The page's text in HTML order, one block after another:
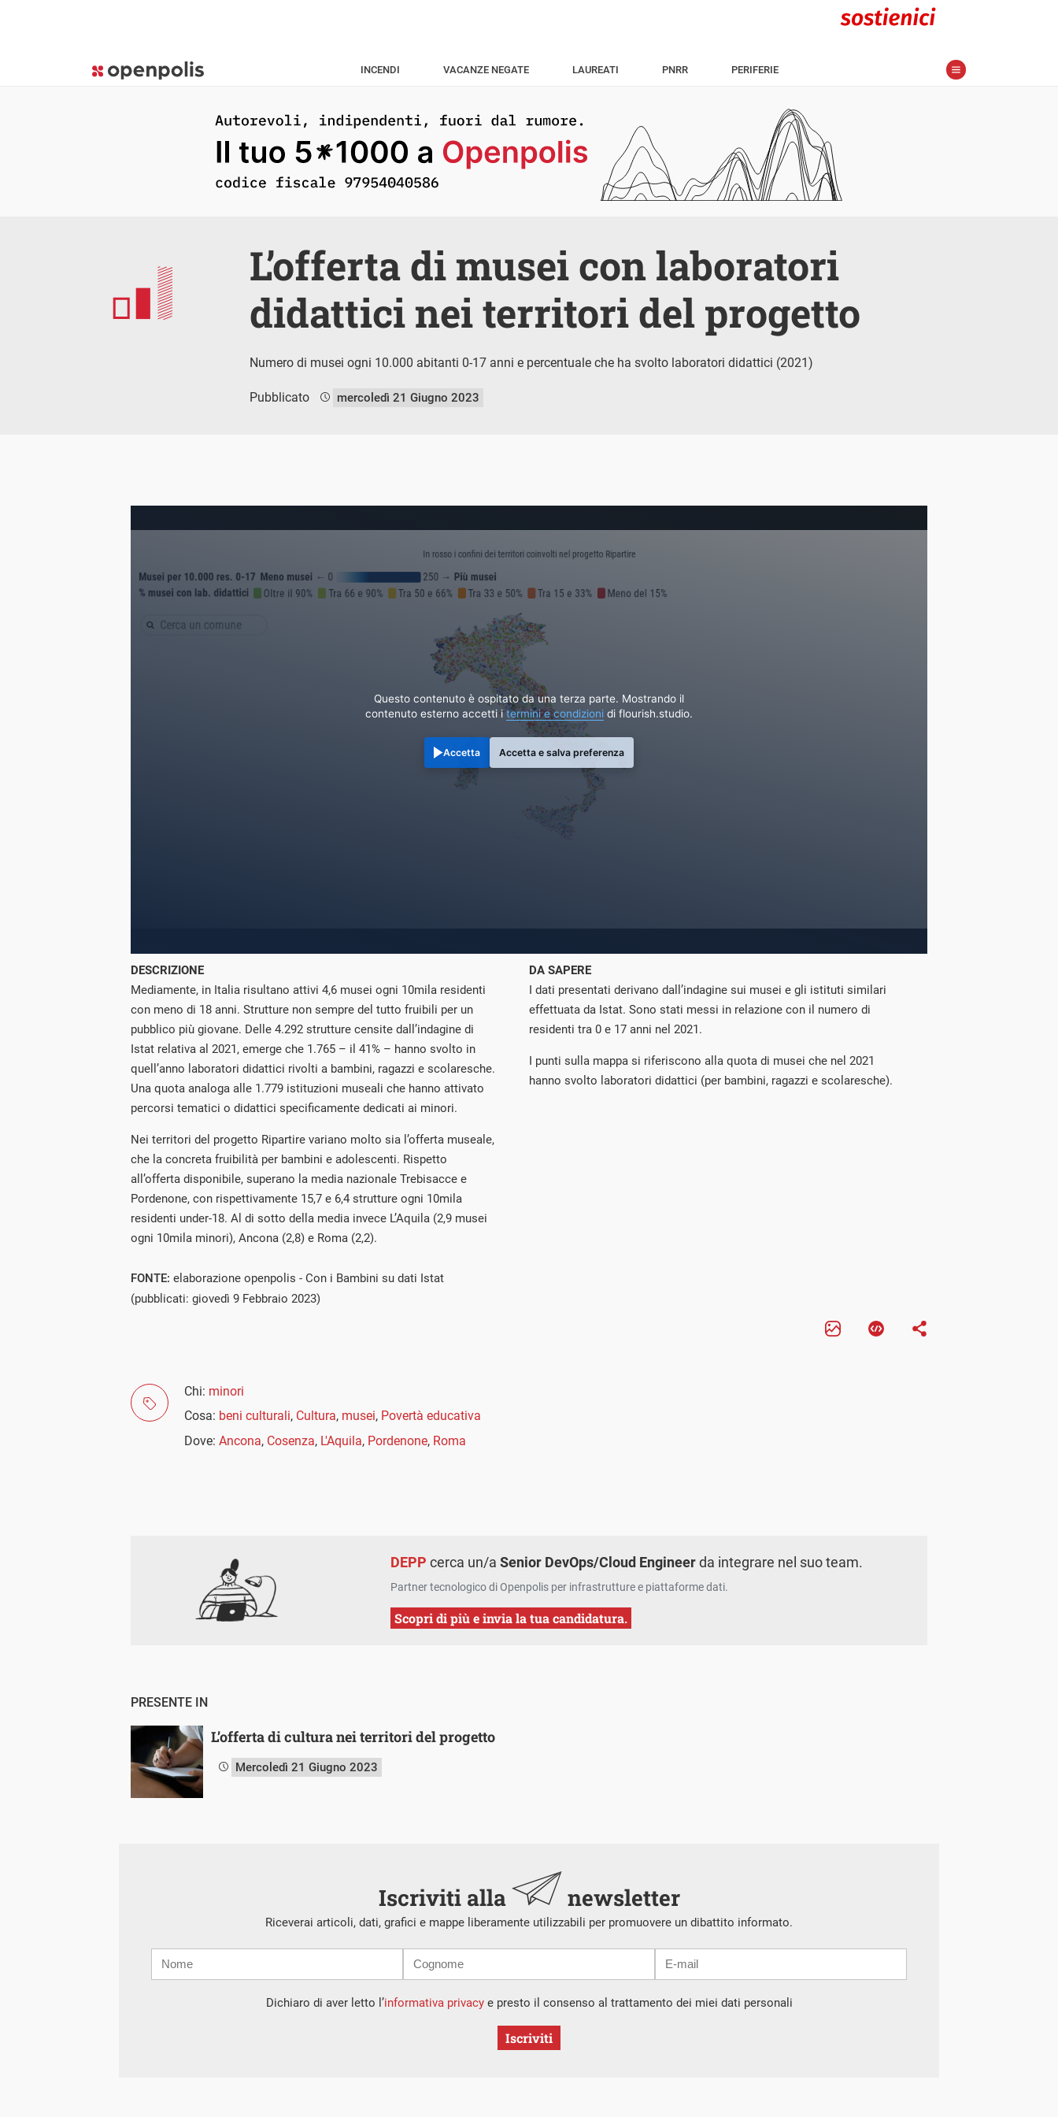
INCENDI VACANZE NEGATE LAUREATI PNRR PERIFERIE
L’offerta di musei con laboratori
didattici nei territori del progetto
Numero di musei ogni 10.000 abitanti 0-17 anni e percentuale che ha svolto laboratori didattici (2021)
Pubblicato mercoledì 21 Giugno 2023
Questo contenuto è ospitato da una terza parte. Mostrando il
contenuto esterno accetti itermini e condizioni di flourish.studio.
Accetta Accetta e salva preferenza
DESCRIZIONE
Mediamente, in Italia risultano attivi 4,6 musei ogni 10mila residenti
con meno di 18 anni. Strutture non sempre del tutto fruibili per un
pubblico più giovane. Delle 4.292 strutture censite dall’indagine di
Istat relativa al 2021, emerge che 1.765 – il 41% – hanno svolto in
quell’anno laboratori didattici rivolti a bambini, ragazzi e scolaresche.
Una quota analoga alle 1.779 istituzioni museali che hanno attivato
percorsi tematici o didattici specificamente dedicati ai minori.
Nei territori del progetto Ripartire variano molto sia l’offerta museale,
che la concreta fruibilità per bambini e adolescenti. Rispetto
all’offerta disponibile, superano la media nazionale Trebisacce e
Pordenone, con rispettivamente 15,7 e 6,4 strutture ogni 10mila
residenti under-18. Al di sotto della media invece L’Aquila (2,9 musei
ogni 10mila minori), Ancona (2,8) e Roma (2,2).
DA SAPERE
I dati presentati derivano dall’indagine sui musei e gli istituti similari
effettuata da Istat. Sono stati messi in relazione con il numero di
residenti tra 0 e 17 anni nel 2021.
I punti sulla mappa si riferiscono alla quota di musei che nel 2021
hanno svolto laboratori didattici (per bambini, ragazzi e scolaresche).
FONTE: elaborazione openpolis - Con i Bambini su dati Istat
(pubblicati: giovedì 9 Febbraio 2023)
Chi: minori
Cosa: beni culturali, Cultura, musei, Povertà educativa
Dove: Ancona, Cosenza, L'Aquila, Pordenone, Roma
DEPP cerca un/aSenior DevOps/Cloud Engineerda integrare nel suo team.
Partner tecnologico di Openpolis per infrastrutture e piattaforme dati.
Scopri di più e invia la tua candidatura.
PRESENTE IN
L’offerta di cultura nei territori del progetto
Mercoledì 21 Giugno 2023
Iscriviti alla newsletter
Riceverai articoli, dati, grafici e mappe liberamente utilizzabili per promuovere un dibattito informato.
mail
Dichiaro di aver letto l’informativa privacye presto il consenso al trattamento dei miei dati personali
Iscriviti